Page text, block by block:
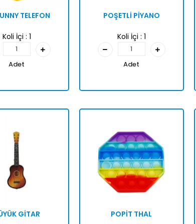
TELEFON
Koli İçi : 1
Adet
POŞETLİ PİYANO
Koli İçi : 1
Adet
GİTAR POPİT THAL